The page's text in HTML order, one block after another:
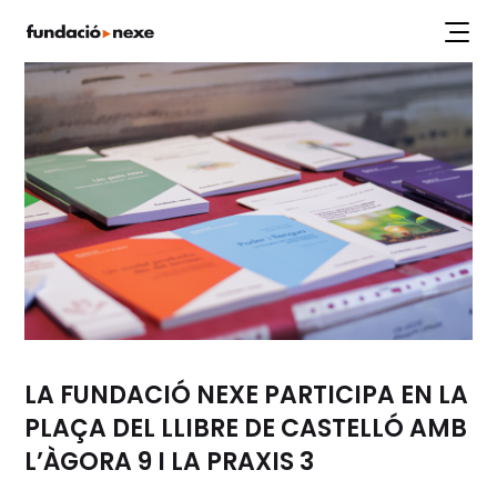
Labs Projectes Publicacions
LA FUNDACIÓ NEXE PARTICIPA EN LA
PLAÇA DEL LLIBRE DE CASTELLÓ AMB
L’ÀGORA 9 I LA PRAXIS 3